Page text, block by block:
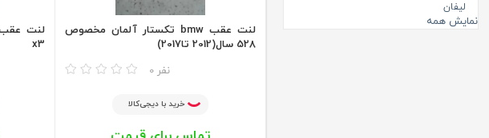
لنت عقب bmw تکستار آلمان مخصوص
528 سال(2012 تا2017)
0 نفر
خرید با دیجی‌کالا
x3
لیفان
نمایش همه